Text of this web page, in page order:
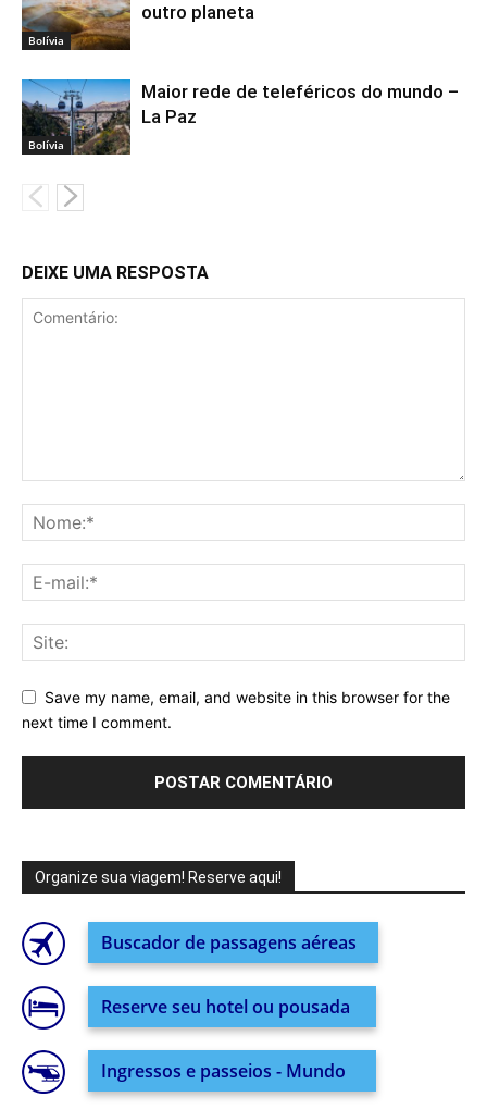
Bolívia
outro planeta
Bolívia
Maior rede de teleféricos do mundo –
La Paz
DEIXE UMA RESPOSTA
Save my name, email, and website in this browser for the
next time I comment.
Organize sua viagem! Reserve aqui!
Buscador de passagens aéreas
Reserve seu hotel ou pousada
Ingressos e passeios - Mundo